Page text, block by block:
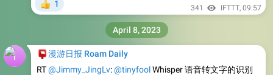
1 341 IFTTT, 09:57
漫游日报 Roam Daily
RT@Jimmy_JingLv:@tinyfoolWhisper 语音转文字的识别
April 8, 2023